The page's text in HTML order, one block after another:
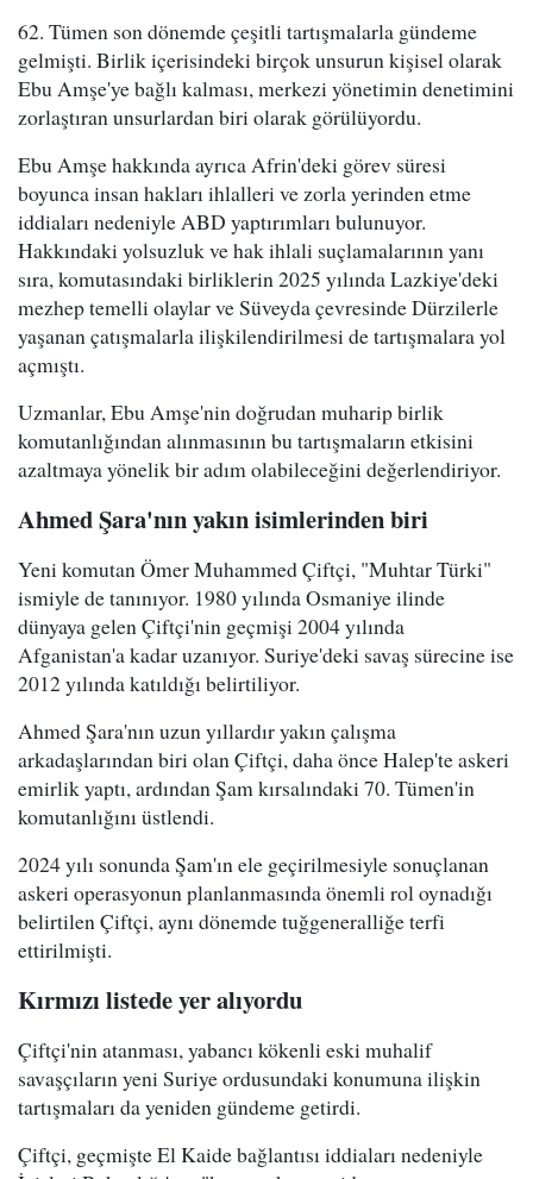
62. Tümen son dönemde çeşitli tartışmalarla gündeme
gelmişti. Birlik içerisindeki birçok unsurun kişisel olarak
Ebu Amşe'ye bağlı kalması, merkezi yönetimin denetimini
zorlaştıran unsurlardan biri olarak görülüyordu.
Ebu Amşe hakkında ayrıca Afrin'deki görev süresi
boyunca insan hakları ihlalleri ve zorla yerinden etme
iddiaları nedeniyle ABD yaptırımları bulunuyor.
Hakkındaki yolsuzluk ve hak ihlali suçlamalarının yanı
sıra, komutasındaki birliklerin 2025 yılında Lazkiye'deki
mezhep temelli olaylar ve Süveyda çevresinde Dürzilerle
yaşanan çatışmalarla ilişkilendirilmesi de tartışmalara yol
açmıştı.
Uzmanlar, Ebu Amşe'nin doğrudan muharip birlik
komutanlığından alınmasının bu tartışmaların etkisini
azaltmaya yönelik bir adım olabileceğini değerlendiriyor.
Ahmed Şara'nın yakın isimlerinden biri
Yeni komutan Ömer Muhammed Çiftçi, "Muhtar Türki"
ismiyle de tanınıyor. 1980 yılında Osmaniye ilinde
dünyaya gelen Çiftçi'nin geçmişi 2004 yılında
Afganistan'a kadar uzanıyor. Suriye'deki savaş sürecine ise
2012 yılında katıldığı belirtiliyor.
Ahmed Şara'nın uzun yıllardır yakın çalışma
arkadaşlarından biri olan Çiftçi, daha önce Halep'te askeri
emirlik yaptı, ardından Şam kırsalındaki 70. Tümen'in
komutanlığını üstlendi.
2024 yılı sonunda Şam'ın ele geçirilmesiyle sonuçlanan
askeri operasyonun planlanmasında önemli rol oynadığı
belirtilen Çiftçi, aynı dönemde tuğgeneralliğe terfi
ettirilmişti.
Kırmızı listede yer alıyordu
Çiftçi'nin atanması, yabancı kökenli eski muhalif
savaşçıların yeni Suriye ordusundaki konumuna ilişkin
tartışmaları da yeniden gündeme getirdi.
Çiftçi, geçmişte El Kaide bağlantısı iddiaları nedeniyle